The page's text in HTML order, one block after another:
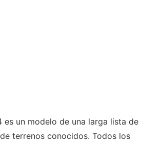
es un modelo de una larga lista de
terrenos conocidos. Todos los